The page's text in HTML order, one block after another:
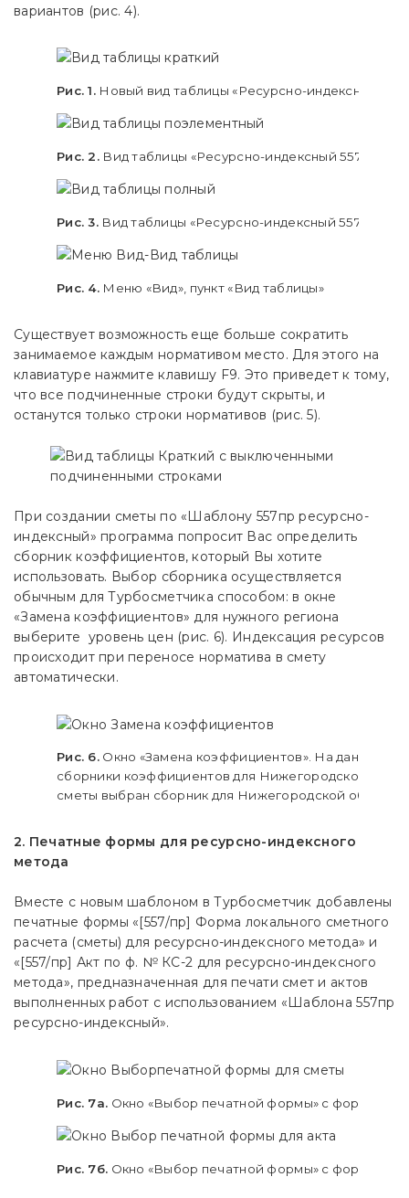
вариантов (рис. 4).
Рис. 1.Новый вид таблицы «Ресурсно-индексный 557/
Рис. 2.Вид таблицы «Ресурсно-индексный 557/пр»
Рис. 3.Вид таблицы «Ресурсно-индексный 557/пр
Рис. 4.Меню «Вид», пункт «Вид таблицы»
Существует возможность еще больше сократить
занимаемое каждым нормативом место. Для этого на
клавиатуре нажмите клавишу F9. Это приведет к тому,
что все подчиненные строки будут скрыты, и
останутся только строки нормативов (рис. 5).
При создании сметы по «Шаблону 557пр ресурсно-
индексный» программа попросит Вас определить
сборник коэффициентов, который Вы хотите
использовать. Выбор сборника осуществляется
обычным для Турбосметчика способом: в окне
«Замена коэффициентов» для нужного региона
выберите уровень цен (рис. 6). Индексация ресурсов
происходит при переносе норматива в смету
автоматически.
Рис. 6.Окно «Замена коэффициентов». На данном
сборники коэффициентов для Нижегородской и
сметы выбран сборник для Нижегородской области
2. Печатные формы для ресурсно-индексного
метода
Вместе с новым шаблоном в Турбосметчик добавлены
печатные формы «[557/пр] Форма локального сметного
расчета (сметы) для ресурсно-индексного метода» и
«[557/пр] Акт по ф. № КС-2 для ресурсно-индексного
метода», предназначенная для печати смет и актов
выполненных работ с использованием «Шаблона 557пр
ресурсно-индексный».
Рис. 7а. Окно «Выбор печатной формы» с формами
Рис. 7б. Окно «Выбор печатной формы» с формами